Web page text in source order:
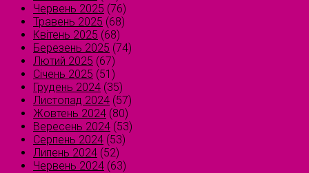
Червень 2025 (76)
Травень 2025 (68)
Квітень 2025 (68)
Березень 2025 (74)
Лютий 2025 (67)
Січень 2025 (51)
Грудень 2024 (35)
Листопад 2024 (57)
Жовтень 2024 (80)
Вересень 2024 (53)
Серпень 2024 (53)
Липень 2024 (52)
Червень 2024 (63)